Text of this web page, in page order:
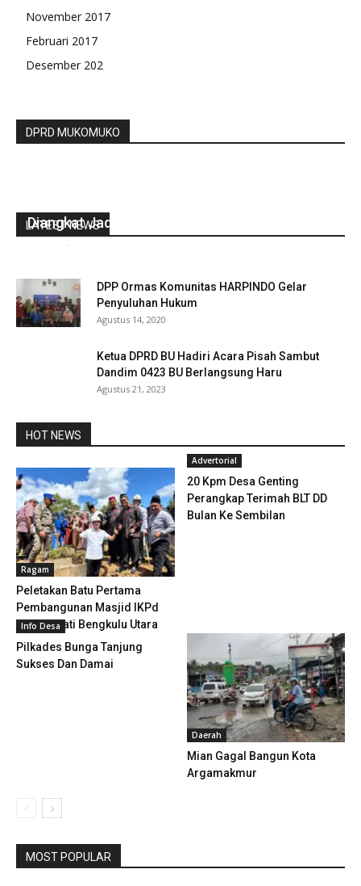
November 2017
Februari 2017
Desember 202
DPRD MUKOMUKO
LATEST NEWS
Diangkat Jadi PNS
-
DPP Ormas Komunitas HARPINDO Gelar
Penyuluhan Hukum
Agustus 14, 2020
Ketua DPRD BU Hadiri Acara Pisah Sambut
Dandim 0423 BU Berlangsung Haru
Agustus 21, 2023
HOT NEWS
Ragam
Peletakan Batu Pertama
Pembangunan Masjid IKPd
Oleh Bupati Bengkulu Utara
Advertorial
20 Kpm Desa Genting
Perangkap Terimah BLT DD
Bulan Ke Sembilan
Info Desa
Pilkades Bunga Tanjung
Sukses Dan Damai
Daerah
Mian Gagal Bangun Kota
Argamakmur
MOST POPULAR